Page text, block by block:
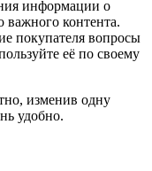
информации о
важного контента.
покупателя вопросы
её по своему
изменив одну
удобно.